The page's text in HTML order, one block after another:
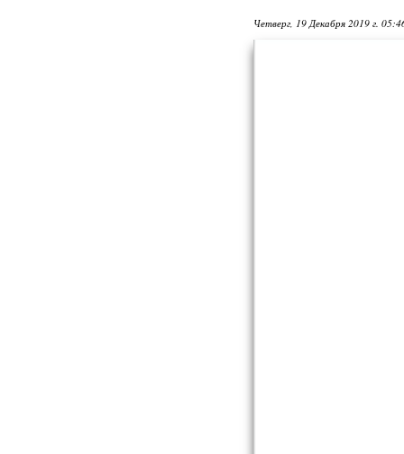
Четверг, 19 Декабря 2019 г.